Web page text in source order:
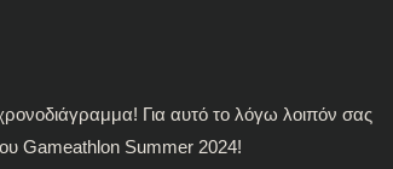
Για αυτό το λόγω λοιπόν σας
Gameathlon Summer 2024!